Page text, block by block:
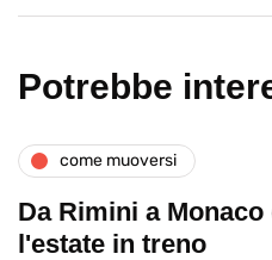
Potrebbe
come muoversi
Da Rimini a
l'estate in treno